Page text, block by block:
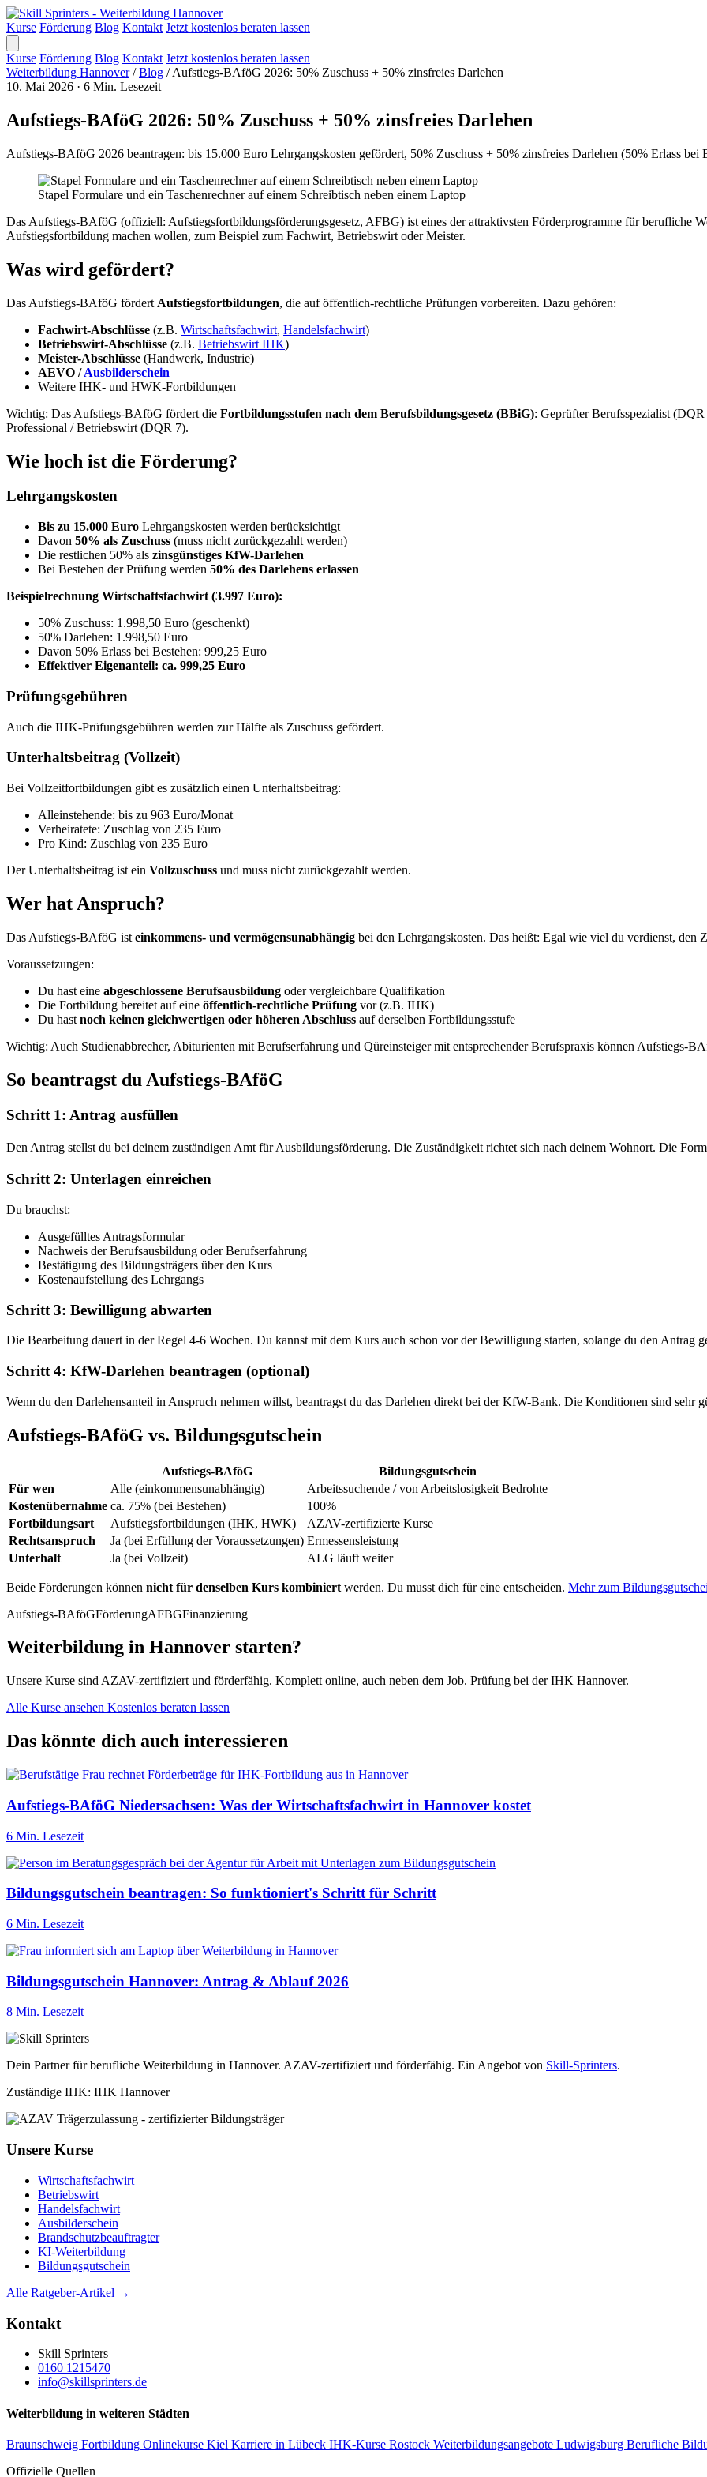
Kurse Förderung Blog Kontakt Jetzt kostenlos beraten lassen
Kurse Förderung Blog Kontakt Jetzt kostenlos beraten lassen
Weiterbildung Hannover / Blog / Aufstiegs-BAföG 2026: 50% Zuschuss + 50% zinsfreies Darlehen
10. Mai 2026 · 6 Min. Lesezeit
Aufstiegs-BAföG 2026: 50% Zuschuss + 50% zinsfreies Darlehen
Aufstiegs-BAföG 2026 beantragen: bis 15.000 Euro Lehrgangskosten gefördert, 50% Zuschuss + 50% zinsfreies Darlehen (50% Erlass bei
Stapel Formulare und ein Taschenrechner auf einem Schreibtisch neben einem Laptop
Das Aufstiegs-BAföG (offiziell: Aufstiegsfortbildungsförderungsgesetz, AFBG) ist eines der attraktivsten Förderprogramme für berufliche
Aufstiegsfortbildung machen wollen, zum Beispiel zum Fachwirt, Betriebswirt oder Meister.
Was wird gefördert?
Das Aufstiegs-BAföG fördert Aufstiegsfortbildungen, die auf öffentlich-rechtliche Prüfungen vorbereiten. Dazu gehören:
Fachwirt-Abschlüsse (z.B. Wirtschaftsfachwirt, Handelsfachwirt)
Betriebswirt-Abschlüsse (z.B. Betriebswirt IHK)
Meister-Abschlüsse (Handwerk, Industrie)
AEVO /Ausbilderschein
Weitere IHK- und HWK-Fortbildungen
Wichtig: Das Aufstiegs-BAföG fördert die Fortbildungsstufen nach dem Berufsbildungsgesetz (BBiG): Geprüfter Berufsspezialist
Professional / Betriebswirt (DQR 7).
Wie hoch ist die Förderung?
Lehrgangskosten
Bis zu 15.000 Euro Lehrgangskosten werden berücksichtigt
Davon 50% als Zuschuss (muss nicht zurückgezahlt werden)
Die restlichen 50% als zinsgünstiges KfW-Darlehen
Bei Bestehen der Prüfung werden 50% des Darlehens erlassen
Beispielrechnung Wirtschaftsfachwirt (3.997 Euro):
50% Zuschuss: 1.998,50 Euro (geschenkt)
50% Darlehen: 1.998,50 Euro
Davon 50% Erlass bei Bestehen: 999,25 Euro
Effektiver Eigenanteil: ca. 999,25 Euro
Prüfungsgebühren
Auch die IHK-Prüfungsgebühren werden zur Hälfte als Zuschuss gefördert.
Unterhaltsbeitrag (Vollzeit)
Bei Vollzeitfortbildungen gibt es zusätzlich einen Unterhaltsbeitrag:
Alleinstehende: bis zu 963 Euro/Monat
Verheiratete: Zuschlag von 235 Euro
Pro Kind: Zuschlag von 235 Euro
Der Unterhaltsbeitrag ist ein Vollzuschuss und muss nicht zurückgezahlt werden.
Wer hat Anspruch?
Das Aufstiegs-BAföG ist einkommens- und vermögensunabhängig bei den Lehrgangskosten. Das heißt: Egal wie viel du verdienst, den
Voraussetzungen:
Du hast eine abgeschlossene Berufsausbildung oder vergleichbare Qualifikation
Die Fortbildung bereitet auf eine öffentlich-rechtliche Prüfung vor (z.B. IHK)
Du hast noch keinen gleichwertigen oder höheren Abschluss auf derselben Fortbildungsstufe
Wichtig: Auch Studienabbrecher, Abiturienten mit Berufserfahrung und Qüreinsteiger mit entsprechender Berufspraxis können Aufstiegs-
So beantragst du Aufstiegs-BAföG
Schritt 1: Antrag ausfüllen
Den Antrag stellst du bei deinem zuständigen Amt für Ausbildungsförderung. Die Zuständigkeit richtet sich nach deinem Wohnort. Die
Schritt 2: Unterlagen einreichen
Du brauchst:
Ausgefülltes Antragsformular
Nachweis der Berufsausbildung oder Berufserfahrung
Bestätigung des Bildungsträgers über den Kurs
Kostenaufstellung des Lehrgangs
Schritt 3: Bewilligung abwarten
Die Bearbeitung dauert in der Regel 4-6 Wochen. Du kannst mit dem Kurs auch schon vor der Bewilligung starten, solange du den Antrag
Schritt 4: KfW-Darlehen beantragen (optional)
Wenn du den Darlehensanteil in Anspruch nehmen willst, beantragst du das Darlehen direkt bei der KfW-Bank. Die Konditionen sind sehr
Aufstiegs-BAföG vs. Bildungsgutschein
Aufstiegs-BAföG
Bildungsgutschein
Für wen
Alle (einkommensunabhängig)
Arbeitssuchende / von Arbeitslosigkeit Bedrohte
Kostenübernahme ca. 75% (bei Bestehen)
100%
Fortbildungsart
Aufstiegsfortbildungen (IHK, HWK)
AZAV-zertifizierte Kurse
Rechtsanspruch
Ja (bei Erfüllung der Voraussetzungen) Ermessensleistung
Unterhalt
Ja (bei Vollzeit) ALG läuft weiter
Beide Förderungen können nicht für denselben Kurs kombiniert werden. Du musst dich für eine entscheiden. Mehr zum
Aufstiegs-BAföGFörderungAFBGFinanzierung
Weiterbildung in Hannover starten?
Unsere Kurse sind AZAV-zertifiziert und förderfähig. Komplett online, auch neben dem Job. Prüfung bei der IHK Hannover.
Alle Kurse ansehen Kostenlos beraten lassen
Das könnte dich auch interessieren
Aufstiegs-BAföG Niedersachsen: Was der Wirtschaftsfachwirt in Hannover kostet
6 Min. Lesezeit
Bildungsgutschein beantragen: So funktioniert's Schritt für Schritt
6 Min. Lesezeit
Bildungsgutschein Hannover: Antrag & Ablauf 2026
8 Min. Lesezeit
Dein Partner für berufliche Weiterbildung in Hannover. AZAV-zertifiziert und förderfähig. Ein Angebot von Skill-Sprinters.
Zuständige IHK: IHK Hannover
Unsere Kurse
Wirtschaftsfachwirt
Betriebswirt
Handelsfachwirt
Ausbilderschein
Brandschutzbeauftragter
KI-Weiterbildung
Bildungsgutschein
Alle Ratgeber-Artikel →
Kontakt
Skill Sprinters
0160 1215470
info@skillsprinters.de
Weiterbildung in weiteren Städten
Braunschweig Fortbildung Onlinekurse Kiel Karriere in Lübeck IHK-Kurse Rostock Weiterbildungsangebote Ludwigsburg Berufliche
Offizielle Quellen